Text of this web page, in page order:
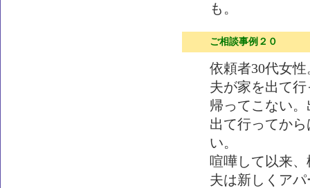
も。
ご相談事例２０
依頼者30代女
夫が家を出て
帰ってこない
出て行ってか
い。
喧嘩して以来
夫は新しくア